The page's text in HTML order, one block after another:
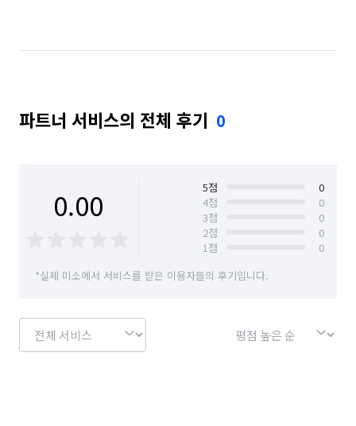
파트너 서비스의 전체 후기 0
0.00 5점
0
4점
0
3점
0
2점
0
1점
0
*실제 미소에서 서비스를 받은 이용자들의 후기입니다.